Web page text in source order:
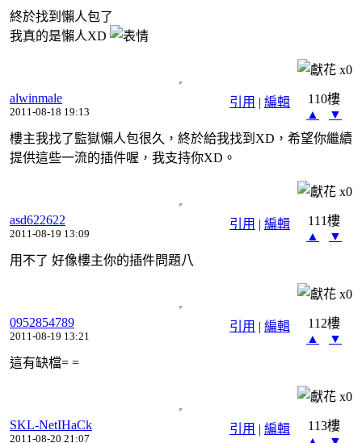
終於找到懶人包了
我真的是懶人XD
x0
引用 | 編輯
alwinmale
2011-08-18 19:13
110樓
▲
▼
樓主我找了監獄懶人包很久，終於給我找到XD，希望你繼續
提供這些一流的插件喔，我支持你XD。
x0
引用 | 編輯
asd622622
2011-08-19 13:09
111樓
▲
▼
用不了 好像樓主你的插件問題八
x0
引用 | 編輯
0952854789
2011-08-19 13:21
112樓
▲
▼
這有缺檔= =
x0
引用 | 編輯
SKL-NetIHaCk
2011-08-20 21:07
113樓